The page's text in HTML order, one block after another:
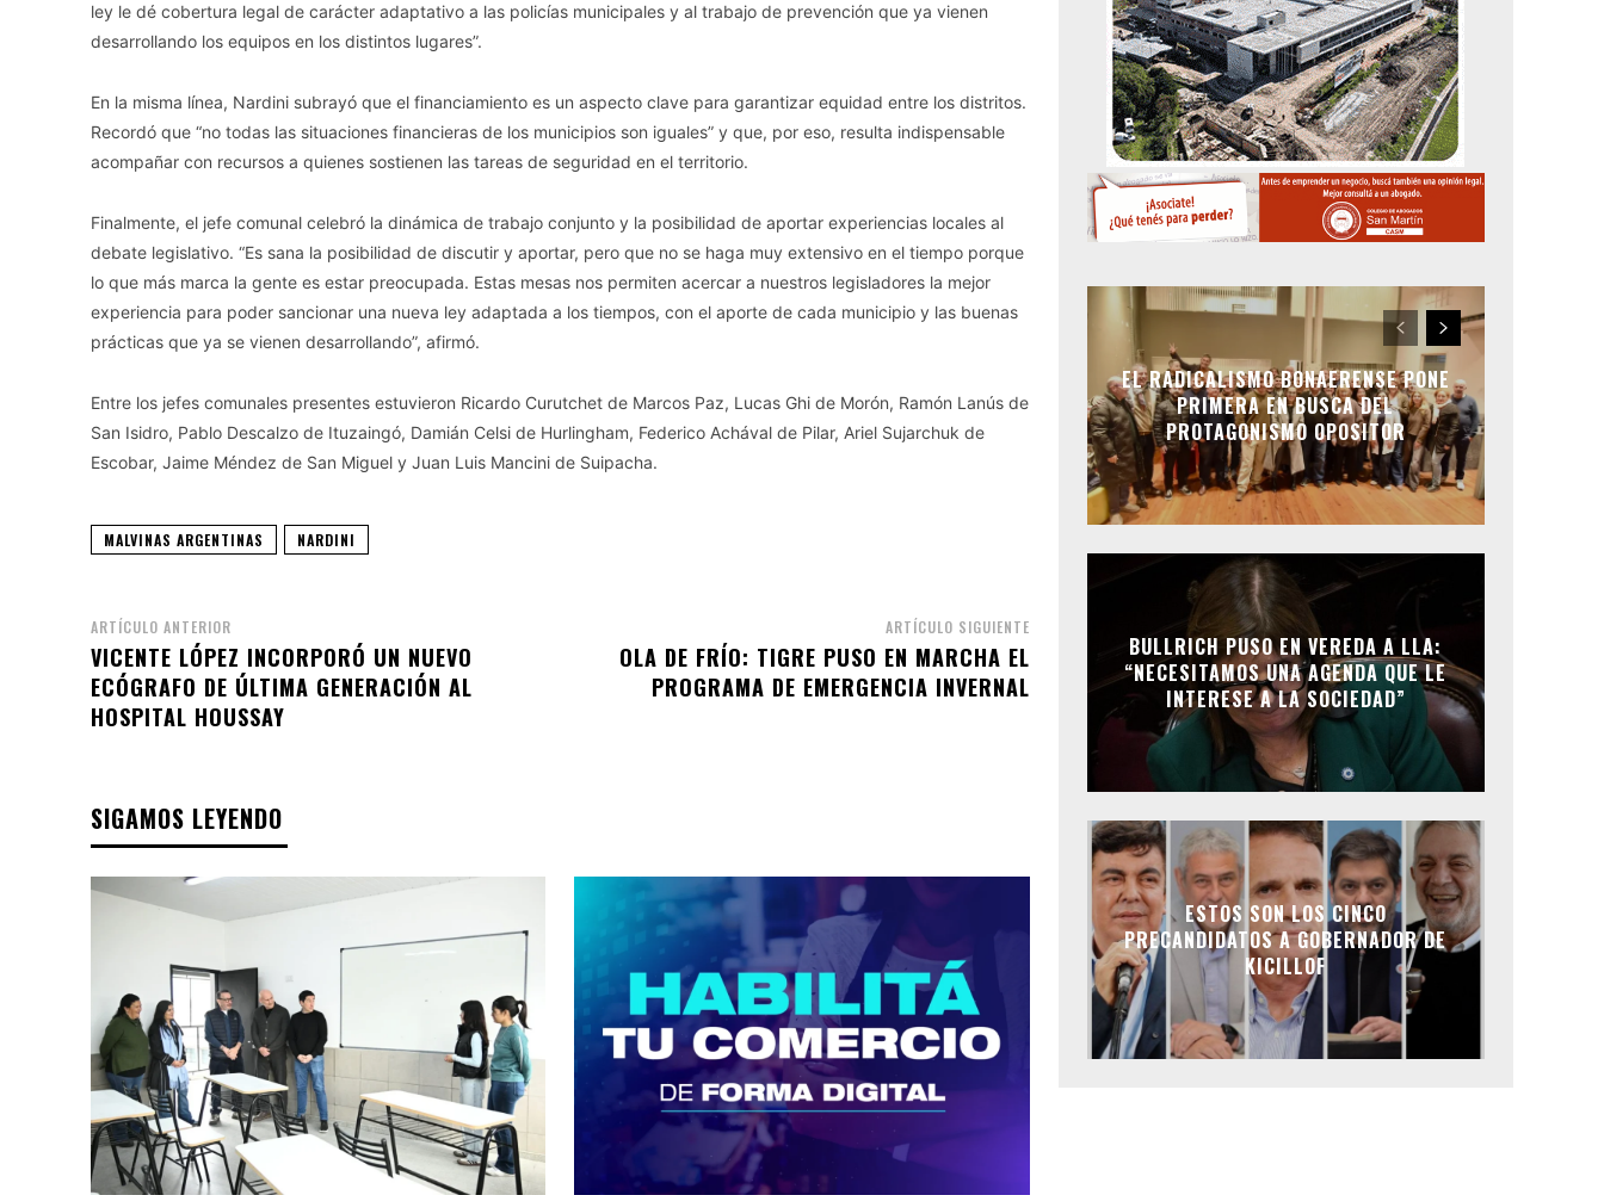
ley le dé cobertura legal de carácter adaptativo a las policías municipales y al trabajo de prevención que ya vienen
desarrollando los equipos en los distintos lugares”.
En la misma línea, Nardini subrayó que el financiamiento es un aspecto clave para garantizar equidad entre los distritos.
Recordó que “no todas las situaciones financieras de los municipios son iguales” y que, por eso, resulta indispensable
acompañar con recursos a quienes sostienen las tareas de seguridad en el territorio.
Finalmente, el jefe comunal celebró la dinámica de trabajo conjunto y la posibilidad de aportar experiencias locales al
debate legislativo. “Es sana la posibilidad de discutir y aportar, pero que no se haga muy extensivo en el tiempo porque
lo que más marca la gente es estar preocupada. Estas mesas nos permiten acercar a nuestros legisladores la mejor
experiencia para poder sancionar una nueva ley adaptada a los tiempos, con el aporte de cada municipio y las buenas
prácticas que ya se vienen desarrollando”, afirmó.
Entre los jefes comunales presentes estuvieron Ricardo Curutchet de Marcos Paz, Lucas Ghi de Morón, Ramón Lanús de
San Isidro, Pablo Descalzo de Ituzaingó, Damián Celsi de Hurlingham, Federico Achával de Pilar, Ariel Sujarchuk de
Escobar, Jaime Méndez de San Miguel y Juan Luis Mancini de Suipacha.
MALVINAS ARGENTINAS NARDINI
ARTÍCULO ANTERIOR
VICENTE LÓPEZ INCORPORÓ UN NUEVO
ECÓGRAFO DE ÚLTIMA GENERACIÓN AL
HOSPITAL HOUSSAY
ARTÍCULO SIGUIENTE
OLA DE FRÍO: TIGRE PUSO EN MARCHA EL
PROGRAMA DE EMERGENCIA INVERNAL
SIGAMOS LEYENDO
EL RADICALISMO BONAERENSE PONE
PRIMERA EN BUSCA DEL
PROTAGONISMO OPOSITOR
BULLRICH PUSO EN VEREDA A LLA:
“NECESITAMOS UNA AGENDA QUE LE
INTERESE A LA SOCIEDAD”
ESTOS SON LOS CINCO
PRECANDIDATOS A GOBERNADOR DE
KICILLOF